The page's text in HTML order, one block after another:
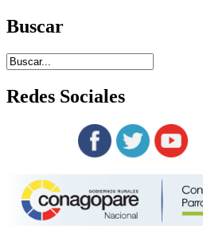
Buscar
Redes Sociales